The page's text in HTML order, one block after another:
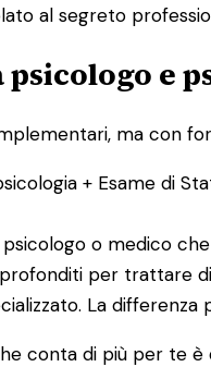
al segreto
e
ma con
+ Esame di
psicologo o medico
per trattare
La
conta di più per te